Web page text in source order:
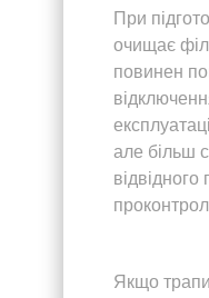
При
очищає
повинен
але більш
Якщо